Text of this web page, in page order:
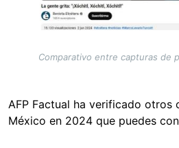
Comparativo entre capturas de
AFP Factual ha verificado otros
México en 2024 que puedes